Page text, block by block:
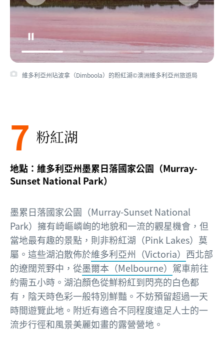
維多利亞州玷波拿（Dimboola）的粉紅湖©澳洲維多利亞州旅遊局
7 粉紅湖
地點：維多利亞州墨累日落國家公園（Murray-
Sunset National Park）
墨累日落國家公園（Murray-Sunset National
Park）擁有崎嶇嶙峋的地貌和一流的觀星機會，但
當地最有趣的景點，則非粉紅湖（Pink Lakes）莫
屬。這些湖泊散佈於維多利亞州（Victoria） 西北部
的遼闊荒野中，從墨爾本（Melbourne） 駕車前往
約需五小時。湖泊顏色從鮮粉紅到閃亮的白色都
有，陰天時色彩一般特別鮮豔。不妨預留超過一天
時間遊覽此地。附近有適合不同程度遠足人士的一
流步行徑和風景美麗如畫的露營營地。